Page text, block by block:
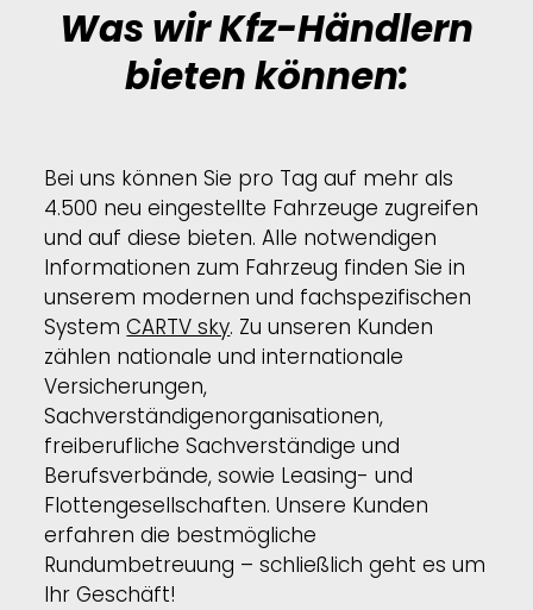
Was wir Kfz-Händlern
bieten können:
Bei uns können Sie pro Tag auf mehr als
4.500 neu eingestellte Fahrzeuge zugreifen
und auf diese bieten. Alle notwendigen
Informationen zum Fahrzeug finden Sie in
unserem modernen und fachspezifischen
SystemCARTV sky. Zu unseren Kunden
zählen nationale und internationale
Versicherungen,
Sachverständigenorganisationen,
freiberufliche Sachverständige und
Berufsverbände, sowie Leasing- und
Flottengesellschaften. Unsere Kunden
erfahren die bestmögliche
Rundumbetreuung – schließlich geht es um
Ihr Geschäft!